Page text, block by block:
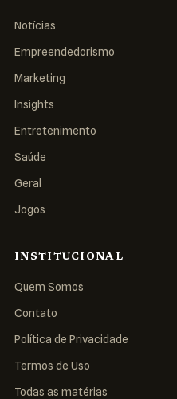
Notícias
Empreendedorismo
Marketing
Insights
Entretenimento
Saúde
Geral
Jogos
INSTITUCIONAL
Quem Somos
Contato
Política de Privacidade
Termos de Uso
Todas as matérias